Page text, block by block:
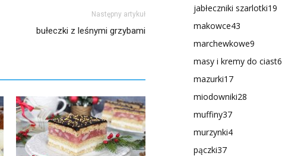
Następny artykuł
bułeczki z leśnymi grzybami
jabłeczniki szarlotki19
makowce43
marchewkowe9
masy i kremy do ciast6
mazurki17
miodowniki28
muffiny37
murzynki4
pączki37